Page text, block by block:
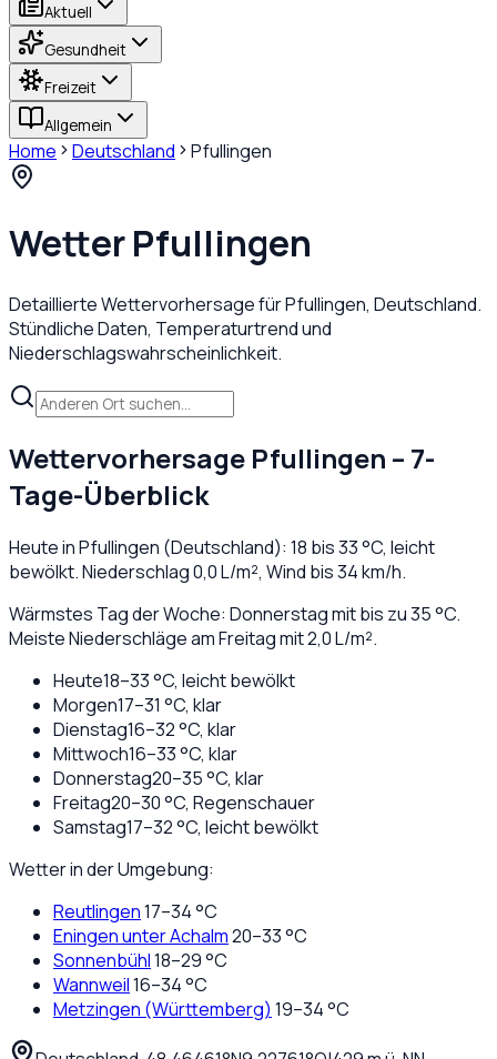
Aktuell
Gesundheit
Freizeit
Allgemein
Home Deutschland Pfullingen
WetterPfullingen
Detaillierte Wettervorhersage fürPfullingen, Deutschland.
Stündliche Daten, Temperaturtrend und
Niederschlagswahrscheinlichkeit.
Wettervorhersage Pfullingen – 7-
Tage-Überblick
Heute inPfullingen (Deutschland): 18 bis33°C, leicht
bewölkt. Niederschlag0,0L/m², Wind bis34km/h.
Wärmstes Tag der Woche: Donnerstag mit bis zu 35 °C.
Meiste Niederschläge am Freitag mit 2,0 L/m².
Heute18–33°C, leicht bewölkt
Morgen17–31 °C, klar
Dienstag16–32°C, klar
Mittwoch16–33°C, klar
Donnerstag20–35°C, klar
Freitag20–30°C, Regenschauer
Samstag17–32°C, leicht bewölkt
Wetter in der Umgebung:
Reutlingen17–34°C
Eningen unter Achalm20–33°C
Sonnenbühl18–29°C
Wannweil16–34°C
Metzingen (Württemberg) 19–34°C